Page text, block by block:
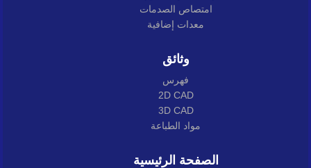
امتصاص الصدمات
معدات إضافية
وثائق
فهرس
2D CAD
3D CAD
مواد الطباعة
الصفحة الرئيسية